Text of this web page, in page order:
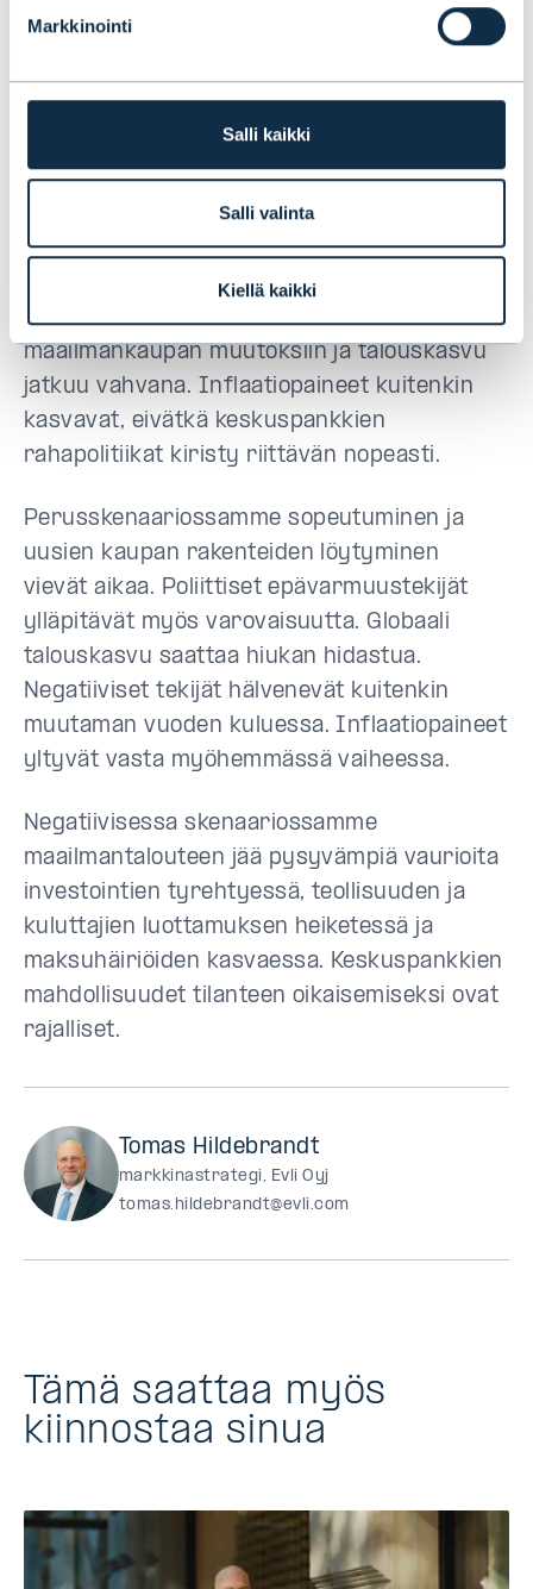
Markkinointi
Salli kaikki
Salli valinta
Kiellä kaikki
2019
Vuoden 2019 skenaariossamme positiivisia
elvyttävät toimenpiteet ulkomaankaupan
hidastumisen vaikutusten torjumiseksi.
Positiivisessa skenaariossa maailmantalous
sopeutuu odotettua nopeammin
maailmankaupan muutoksiin ja talouskasvu
jatkuu vahvana. Inflaatiopaineet kuitenkin
kasvavat, eivätkä keskuspankkien
rahapolitiikat kiristy riittävän nopeasti.
Perusskenaariossamme sopeutuminen ja
uusien kaupan rakenteiden löytyminen
vievät aikaa. Poliittiset epävarmuustekijät
ylläpitävät myös varovaisuutta. Globaali
talouskasvu saattaa hiukan hidastua.
Negatiiviset tekijät hälvenevät kuitenkin
muutaman vuoden kuluessa. Inflaatiopaineet
yltyvät vasta myöhemmässä vaiheessa.
Negatiivisessa skenaariossamme
maailmantalouteen jää pysyvämpiä vaurioita
investointien tyrehtyessä, teollisuuden ja
kuluttajien luottamuksen heiketessä ja
maksuhäiriöiden kasvaessa. Keskuspankkien
mahdollisuudet tilanteen oikaisemiseksi ovat
rajalliset.
Tomas Hildebrandt
markkinastrategi, Evli Oyj
tomas.hildebrandt@evli.com
Tämä saattaa myös
kiinnostaa sinua